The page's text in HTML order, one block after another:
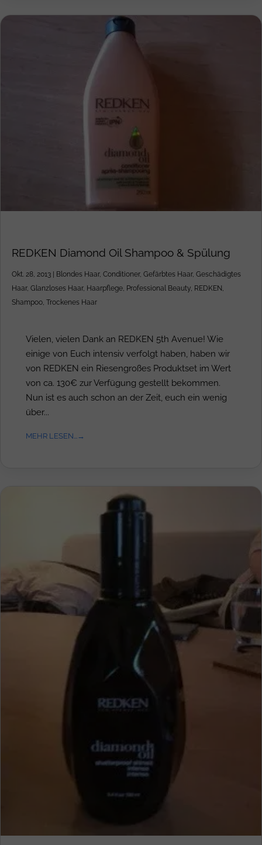
REDKEN Diamond Oil Shampoo & Spülung
Okt. 28, 2013 Blondes Haar, Conditioner, Gefärbtes Haar, Geschädigtes
Haar, Glanzloses Haar, Haarpflege, Professional Beauty, REDKEN,
Shampoo, Trockenes Haar
Vielen, vielen Dank an REDKEN 5th Avenue! Wie
einige von Euch intensiv verfolgt haben, haben wir
von REDKEN ein Riesengroßes Produktset im Wert
von ca. 130€ zur Verfügung gestellt bekommen.
Nun ist es auch schon an der Zeit, euch ein wenig
über...
MEHR LESEN...